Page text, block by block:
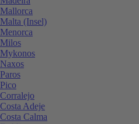
Mallorca
Malta (Insel)
Menorca
Milos
Mykonos
Naxos
Paros
Pico
Corralejo
Costa Adeje
Costa Calma